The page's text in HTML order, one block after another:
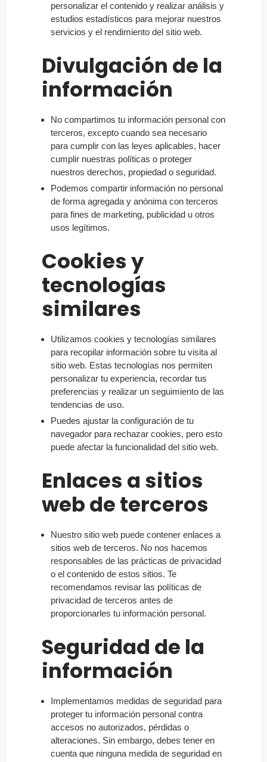
personalizar el contenido y realizar análisis y
estudios estadísticos para mejorar nuestros
servicios y el rendimiento del sitio web.
Divulgación de la
información
No compartimos tu información personal con
terceros, excepto cuando sea necesario
para cumplir con las leyes aplicables, hacer
cumplir nuestras políticas o proteger
nuestros derechos, propiedad o seguridad.
Podemos compartir información no personal
de forma agregada y anónima con terceros
para fines de marketing, publicidad u otros
usos legítimos.
Cookies y
tecnologías
similares
Utilizamos cookies y tecnologías similares
para recopilar información sobre tu visita al
sitio web. Estas tecnologías nos permiten
personalizar tu experiencia, recordar tus
preferencias y realizar un seguimiento de las
tendencias de uso.
Puedes ajustar la configuración de tu
navegador para rechazar cookies, pero esto
puede afectar la funcionalidad del sitio web.
Enlaces a sitios
web de terceros
Nuestro sitio web puede contener enlaces a
sitios web de terceros. No nos hacemos
responsables de las prácticas de privacidad
o el contenido de estos sitios. Te
recomendamos revisar las políticas de
privacidad de terceros antes de
proporcionarles tu información personal.
Seguridad de la
información
Implementamos medidas de seguridad para
proteger tu información personal contra
accesos no autorizados, pérdidas o
alteraciones. Sin embargo, debes tener en
cuenta que ninguna medida de seguridad en